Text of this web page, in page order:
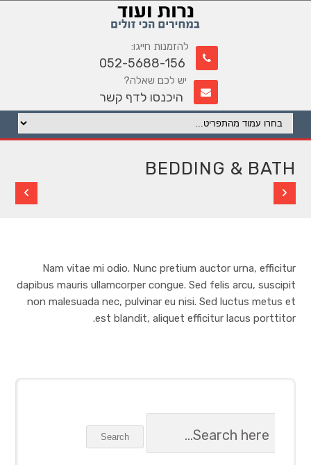
להזמנות חייגו:
052-5688-156
יש לכם שאלה?
היכנסו לדף קשר
BEDDING & BATH
Nam vitae mi odio. Nunc pretium auctor urna, efficitur
dapibus mauris ullamcorper congue. Sed felis arcu, suscipit
non malesuada nec, pulvinar eu nisi. Sed luctus metus et
est blandit, aliquet efficitur lacus porttitor.
Search